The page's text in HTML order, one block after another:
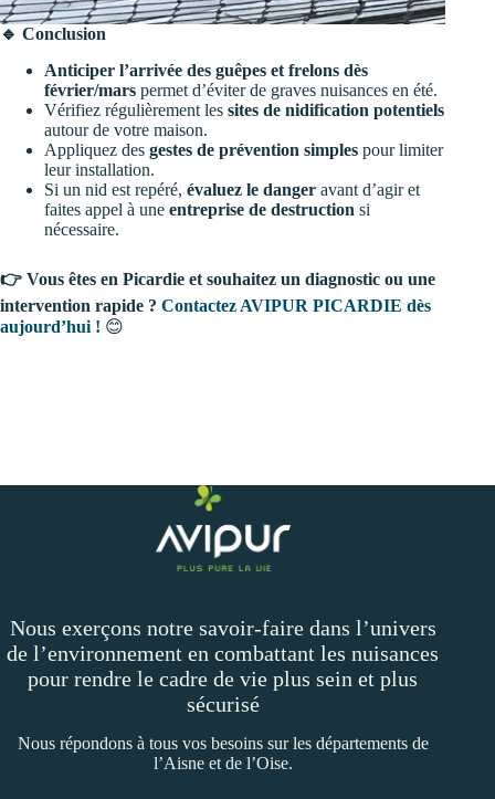
🔹 Conclusion
Anticiper l’arrivée des guêpes et frelons dès
février/mars permet d’éviter de graves nuisances en été.
Vérifiez régulièrement les sites de nidification potentiels
autour de votre maison.
Appliquez des gestes de prévention simples pour limiter
leur installation.
Si un nid est repéré, évaluez le danger avant d’agir et
faites appel à une entreprise de destruction si
nécessaire.
👉 Vous êtes en Picardie et souhaitez un diagnostic ou une
intervention rapide ? Contactez AVIPUR PICARDIE dès
aujourd’hui ! 😊
Nous exerçons notre savoir-faire dans l’univers
de l’environnement en combattant les nuisances
pour rendre le cadre de vie plus sein et plus
sécurisé
Nous répondons à tous vos besoins sur les départements de
l’Aisne et de l’Oise.